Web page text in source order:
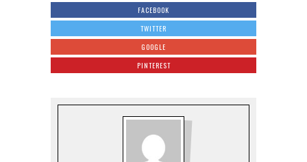
FACEBOOK
TWITTER
GOOGLE
PINTEREST